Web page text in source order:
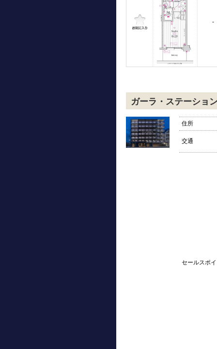
-
ガーラ・ステーショ
住所
交通
セールスポ